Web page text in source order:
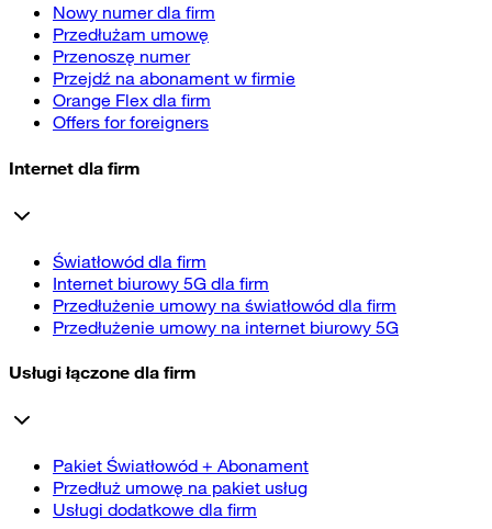
Nowy numer dla firm
Przedłużam umowę
Przenoszę numer
Przejdź na abonament w firmie
Orange Flex dla firm
Offers for foreigners
Internet dla firm
Światłowód dla firm
Internet biurowy 5G dla firm
Przedłużenie umowy na światłowód dla firm
Przedłużenie umowy na internet biurowy 5G
Usługi łączone dla firm
Pakiet Światłowód + Abonament
Przedłuż umowę na pakiet usług
Usługi dodatkowe dla firm